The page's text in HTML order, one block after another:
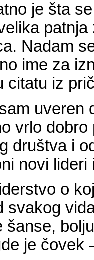
je šta
patnja
Nadam
ime za
citatu iz
uveren
vrlo
društva i
novi
o
svakog
šanse,
je čovek